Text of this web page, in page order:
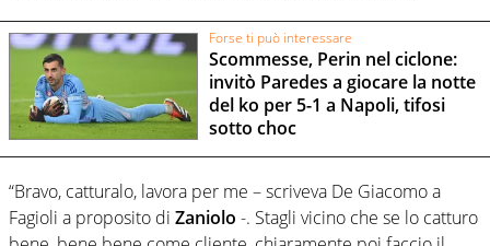
Forse ti può interessare
Scommesse, Perin nel ciclone:
invitò Paredes a giocare la notte
del ko per 5-1 a Napoli, tifosi
sotto choc
“Bravo, catturalo, lavora per me – scriveva De Giacomo a
Fagioli a proposito di Zaniolo -. Stagli vicino che se lo catturo